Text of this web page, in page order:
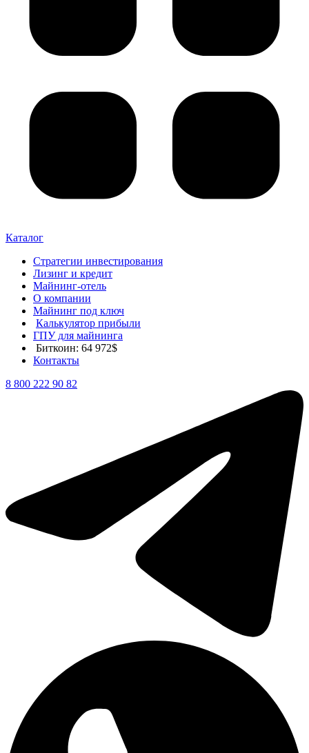
Каталог
Стратегии инвестирования
Лизинг и кредит
Майнинг-отель
О компании
Майнинг под ключ
Калькулятор прибыли
ГПУ для майнинга
Биткоин: 64 972$
Контакты
8 800 222 90 82